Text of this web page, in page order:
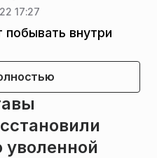
17:27
внутри
уволенной